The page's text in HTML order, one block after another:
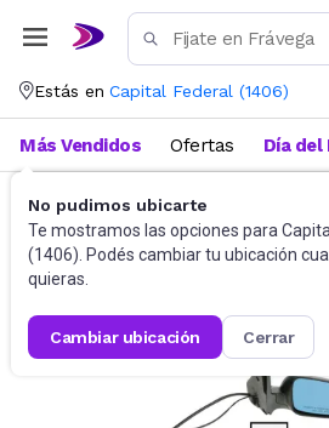
Estás en Capital Federal (1406)
No pudimos ubicarte
Te mostramos las opciones para
(1406). Podés cambiar tu ubicación
quieras.
cambiar ubicación cerrar
Más Vendidos Ofertas Día del
Accesorios para autos y motos